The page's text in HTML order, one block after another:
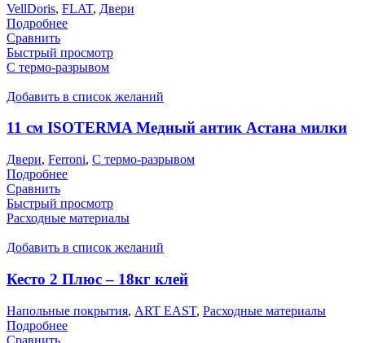
VellDoris, FLAT, Двери
Подробнее
Сравнить
Быстрый просмотр
С термо-разрывом
Добавить в список желаний
11 см ISOTERMA Медный антик Астана милки
Двери, Ferroni, С термо-разрывом
Подробнее
Сравнить
Быстрый просмотр
Расходные материалы
Добавить в список желаний
Кесто 2 Плюс – 18кг клей
Напольные покрытия, ART EAST, Расходные материалы
Подробнее
Сравнить